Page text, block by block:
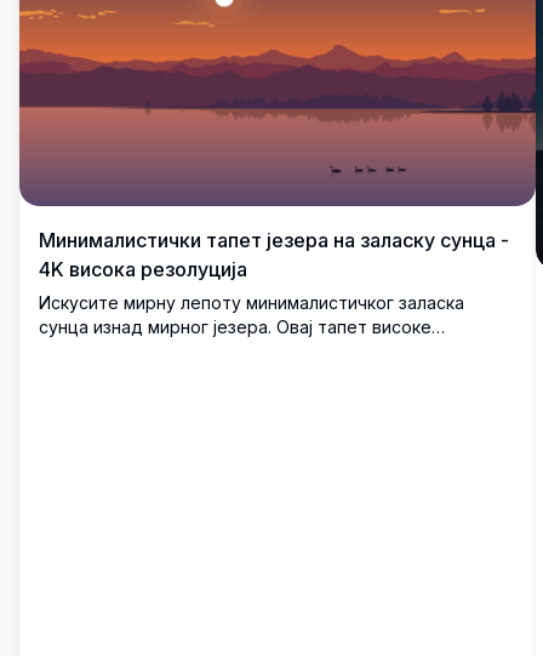
Минималистички тапет језера на заласку сунца -
4K висока резолуција
Искусите мирну лепоту минималистичког заласка
сунца изнад мирног језера. Овај тапет високе